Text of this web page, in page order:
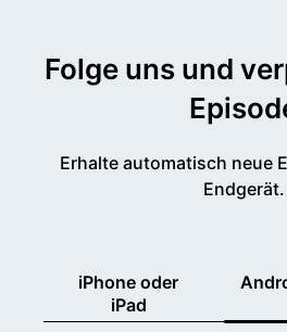
Folge uns und
Erhalte automatisch neue
Endgerät.
iPhone oder
iPad